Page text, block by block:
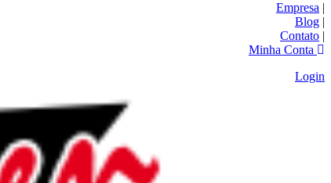
Empresa |
Blog |
Contato |
Minha Conta
Login